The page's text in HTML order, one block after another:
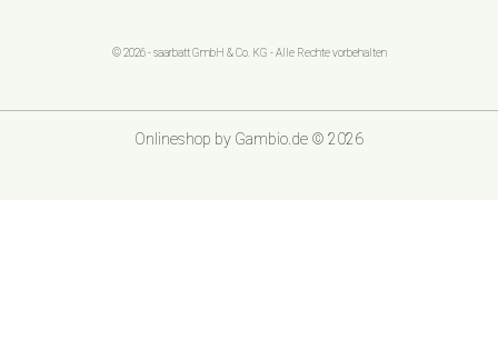
© 2026 - saarbatt GmbH & Co. KG - Alle Rechte vorbehalten
Onlineshop by Gambio.de © 2026